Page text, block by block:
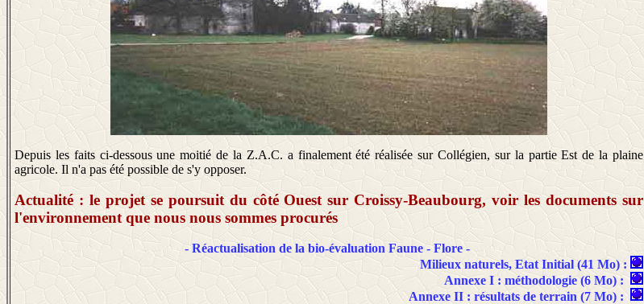
Depuis les faits ci-dessous une moitié de la Z.A.C. a finalement été réalisée sur Collégien, sur la partie Est de la plaine
agricole. Il n'a pas été possible de s'y opposer.
Actualité : le projet se poursuit du côté Ouest sur Croissy-Beaubourg, voir les documents sur
l'environnement que nous nous sommes procurés
- Réactualisation de la bio-évaluation Faune - Flore -
Milieux naturels, Etat Initial (41 Mo) :
Annexe I : méthodologie (6 Mo) :
Annexe II : résultats de terrain (7 Mo) :